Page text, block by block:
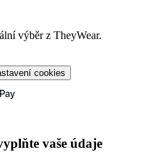
výběr z TheyWear.
cookies
vaše údaje